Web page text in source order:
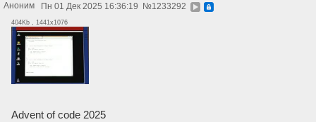
Аноним Пн 01 Дек 2025 16:36:19 №1233292
404Kb , 1441x1076
Advent of code 2025